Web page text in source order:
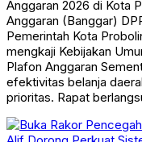
Anggaran 2026 di Kota
Anggaran (Banggar)
Pemerintah Kota
mengkaji Kebijakan
Plafon Anggaran
efektivitas belanja
prioritas. Rapat